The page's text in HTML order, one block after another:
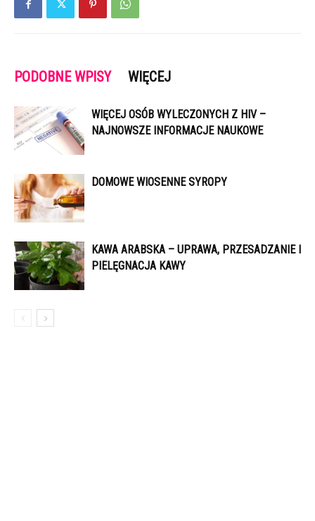
PODOBNE WPISY WIĘCEJ
WIĘCEJ OSÓB WYLECZONYCH Z HIV –
NAJNOWSZE INFORMACJE NAUKOWE
DOMOWE WIOSENNE SYROPY
KAWA ARABSKA – UPRAWA, PRZESADZANIE I
PIELĘGNACJA KAWY